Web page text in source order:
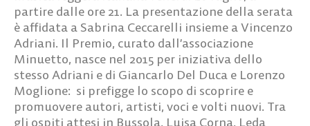
partire dalle ore 21. La presentazione della serata
è affidata a Sabrina Ceccarelli insieme a Vincenzo
Adriani. Il Premio, curato dall’associazione
Minuetto, nasce nel 2015 per iniziativa dello
stesso Adriani e di Giancarlo Del Duca e Lorenzo
Moglione: si prefigge lo scopo di scoprire e
promuovere autori, artisti, voci e volti nuovi. Tra
gli ospiti attesi in Bussola, Luisa Corna, Leda